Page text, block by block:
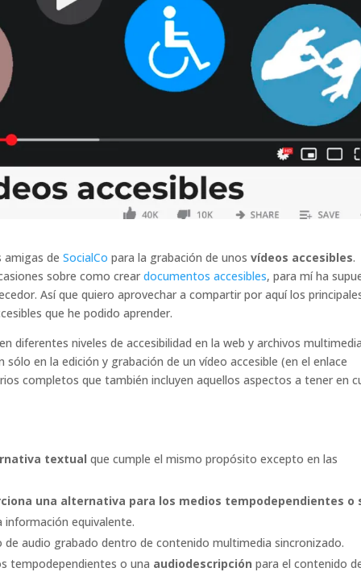
amigas deSocialCo para la grabación de unosvídeos accesibles.
sobre como creardocumentos accesibles, para mí ha
Así que quiero aprovechar a compartir por aquí los
que he podido aprender.
diferentes niveles de accesibilidad en la web y archivos
en la edición y grabación de un vídeo accesible (en el enlace
completos que también incluyen aquellos aspectos a tener en
textual que cumple el mismo propósito excepto en las
una alternativa para los medios tempodependientes o
equivalente.
audio grabado dentro de contenido multimedia sincronizado.
tempodependientes o una audiodescripción para el contenido